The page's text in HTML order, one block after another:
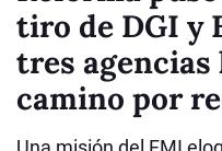
tiro de DGI y
tres agencias
camino por